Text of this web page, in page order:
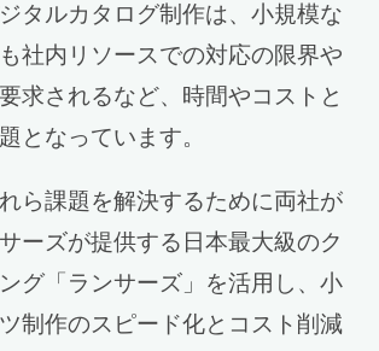
タルカタログ制作は、小規模な
社内リソースでの対応の限界や
求されるなど、時間やコストと
となっています。
ら課題を解決するために両社が
ーズが提供する日本最大級のク
グ「ランサーズ」を活用し、小
制作のスピード化とコスト削減